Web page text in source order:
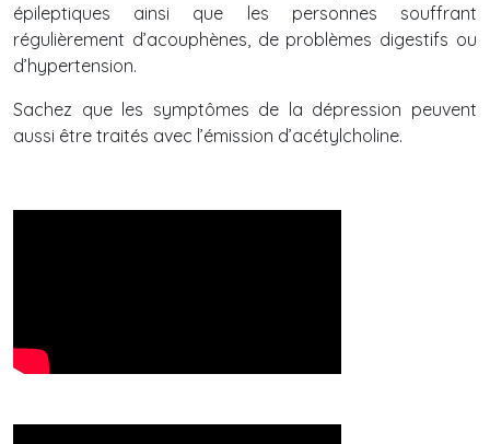
épileptiques ainsi que les personnes souffrant
régulièrement d’acouphènes, de problèmes digestifs ou
d’hypertension.
Sachez que les symptômes de la dépression peuvent
aussi être traités avec l’émission d’acétylcholine.